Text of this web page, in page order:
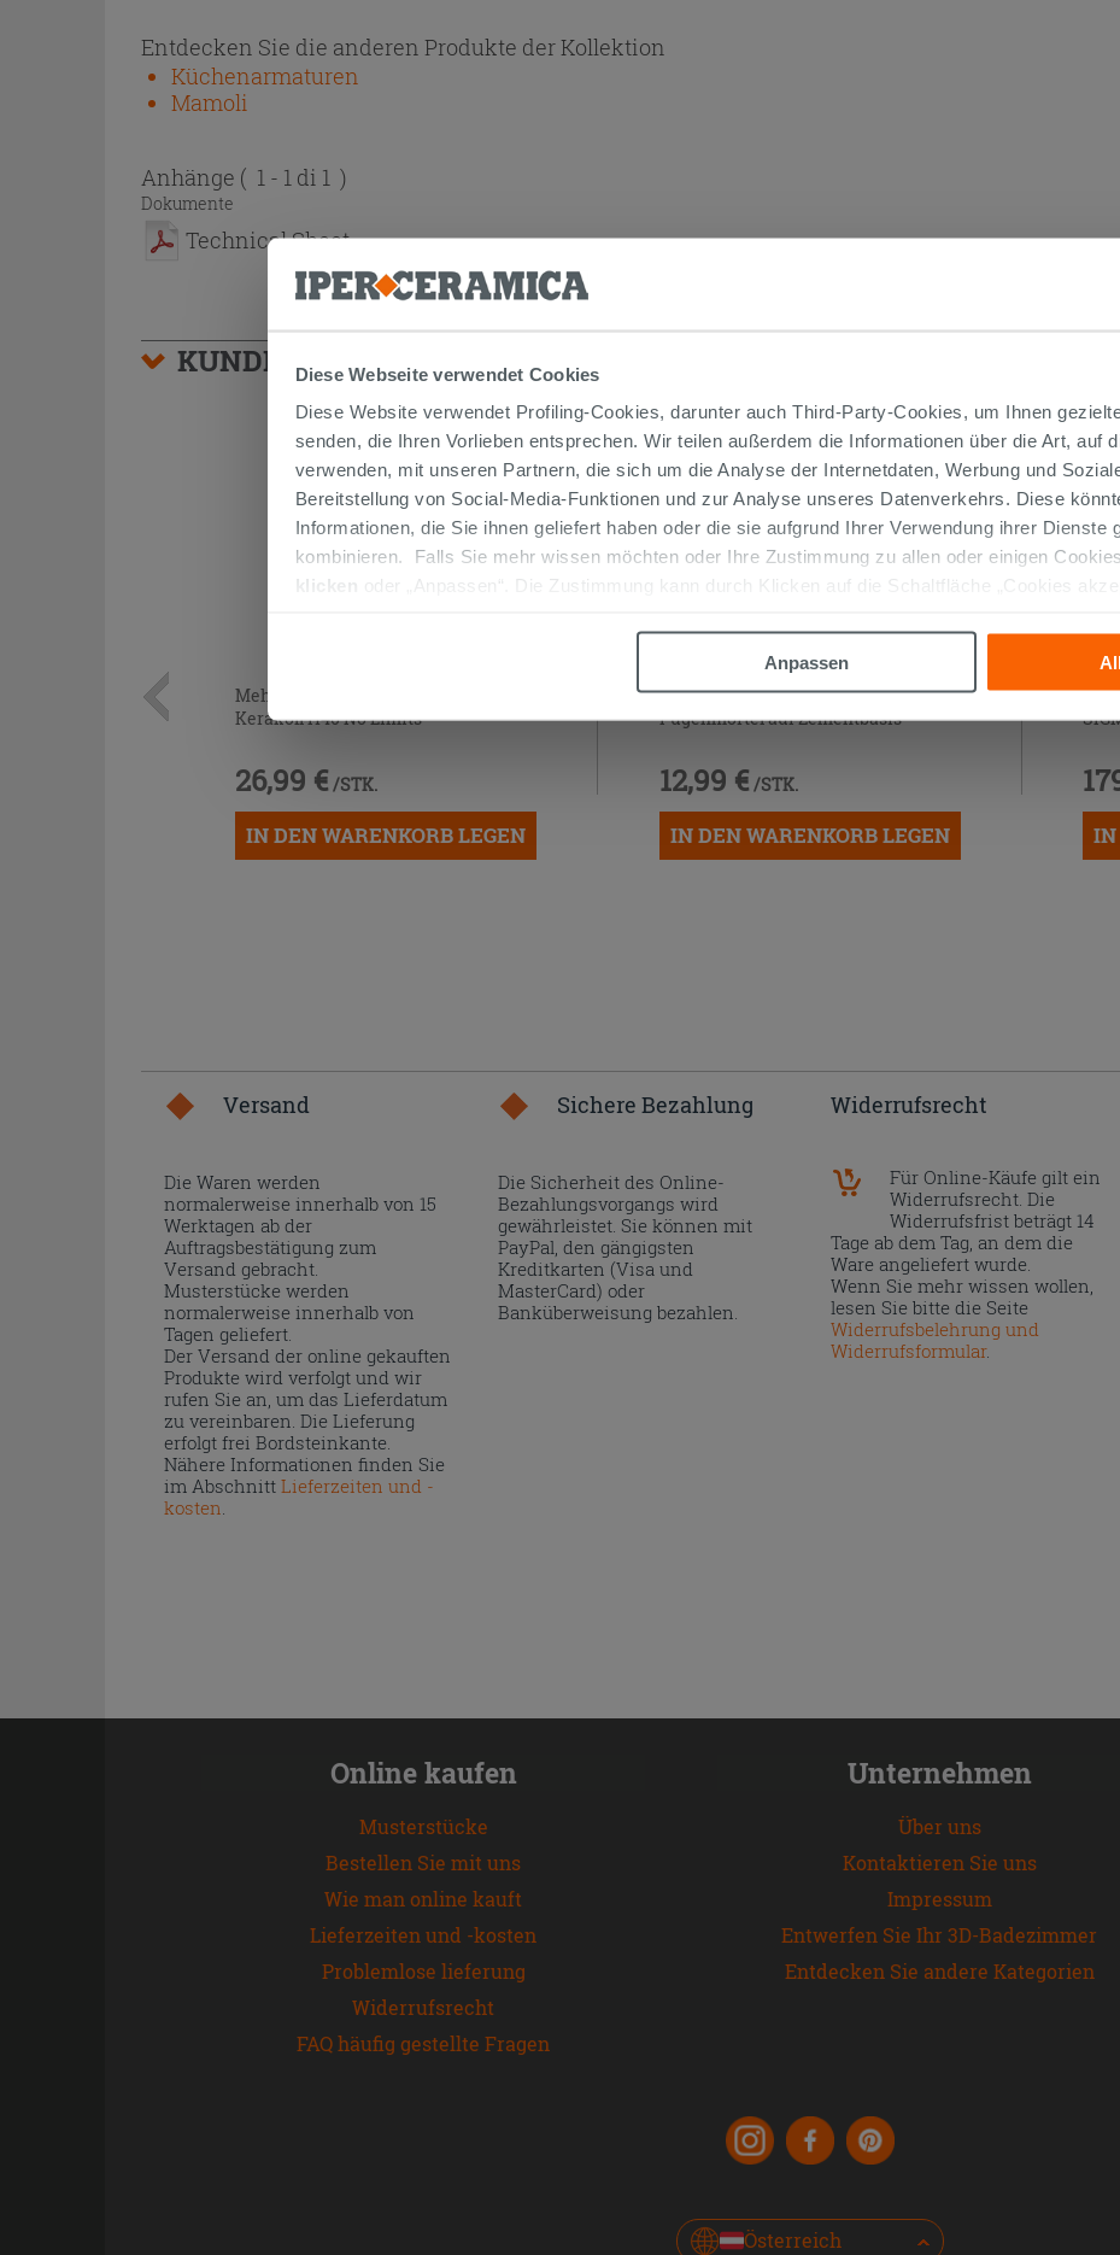
Diese Webseite verwendet Cookies
Diese Website verwendet Profiling-Cookies, darunter auch Third-Party-Cookies, um Ihnen
senden, die Ihren Vorlieben entsprechen. Wir teilen außerdem die Informationen über die Art, auf
verwenden, mit unseren Partnern, die sich um die Analyse der Internetdaten, Werbung und
Bereitstellung von Social-Media-Funktionen und zur Analyse unseres Datenverkehrs. Diese
Informationen, die Sie ihnen geliefert haben oder die sie aufgrund Ihrer Verwendung ihrer Dienste
kombinieren. Falls Sie mehr wissen möchten oder Ihre Zustimmung zu allen oder einigen
klicken
oder „Anpassen“. Die Zustimmung kann durch Klicken auf die Schaltfläche „Cookies
Anpassen
Entdecken Sie die anderen Produkte der Kollektion
Küchenarmaturen
Mamoli
Anhänge ( 1 - 1 di 1 )
Dokumente
Technical Sheet
KUNDEN, DIE DIESEN ARTIKEL GEKAUFT HABEN, KAUFTEN AUCH...
Mehrzweckkleber Weiss 25 kg -
Kerakoll H40 No Limits
26,99 € /STK.
IN DEN WARENKORB LEGEN
Kerakoll Fugabella Color KK 68 3Kg
Fugenmörtel auf Zementbasis
12,99 € /STK.
IN DEN WARENKORB LEGEN IN
Versand
Die Waren werden
normalerweise innerhalb von 15
Werktagen ab der
Auftragsbestätigung zum
Versand gebracht.
Musterstücke werden
normalerweise innerhalb von
Tagen geliefert.
Der Versand der online gekauften
Produkte wird verfolgt und wir
rufen Sie an, um das Lieferdatum
zu vereinbaren. Die Lieferung
erfolgt frei Bordsteinkante.
Nähere Informationen finden Sie
im Abschnitt Lieferzeiten und -
kosten
Sichere Bezahlung
Die Sicherheit des Online-
Bezahlungsvorgangs wird
gewährleistet. Sie können mit
PayPal, den gängigsten
Kreditkarten (Visa und
MasterCard) oder
Banküberweisung bezahlen.
Widerrufsrecht
Für Online-Käufe gilt ein
Widerrufsrecht. Die
Widerrufsfrist beträgt 14
Tage ab dem Tag, an dem die
Ware angeliefert wurde.
Wenn Sie mehr wissen wollen,
lesen Sie bitte die Seite
Widerrufsbelehrung und
Widerrufsformular.
Online kaufen
Musterstücke
Bestellen Sie mit uns
Wie man online kauft
Lieferzeiten und -kosten
Problemlose lieferung
Widerrufsrecht
FAQ häufig gestellte Fragen
Unternehmen
Über uns
Kontaktieren Sie uns
Impressum
Entwerfen Sie Ihr 3D-Badezimmer
Entdecken Sie andere Kategorien
Österreich